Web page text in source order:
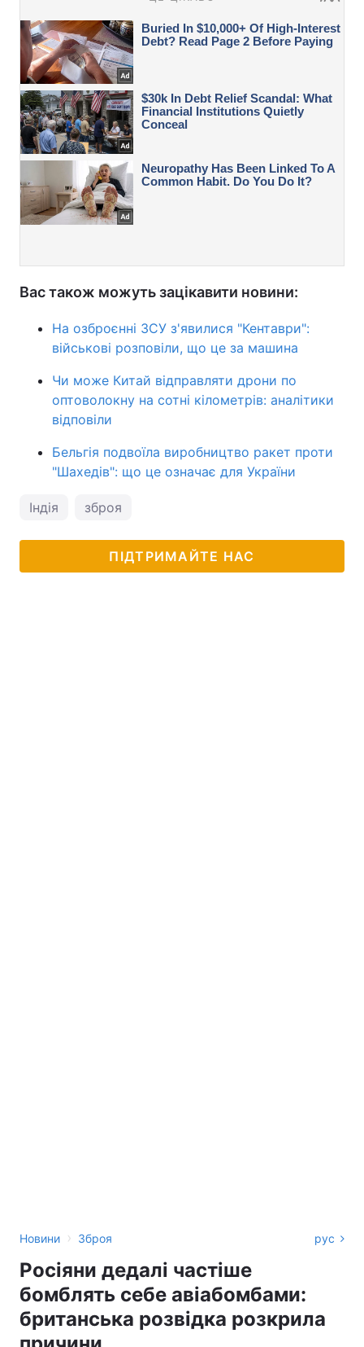
Вас також можуть зацікавити новини:
На озброєнні ЗСУ з'явилися "Кентаври":
військові розповіли, що це за машина
Чи може Китай відправляти дрони по
оптоволокну на сотні кілометрів: аналітики
відповіли
Бельгія подвоїла виробництво ракет проти
"Шахедів": що це означає для України
Індія зброя
ПІДТРИМАЙТЕ НАС
Новини › Зброя рус
Росіяни дедалі частіше
бомблять себе авіабомбами:
британська розвідка розкрила